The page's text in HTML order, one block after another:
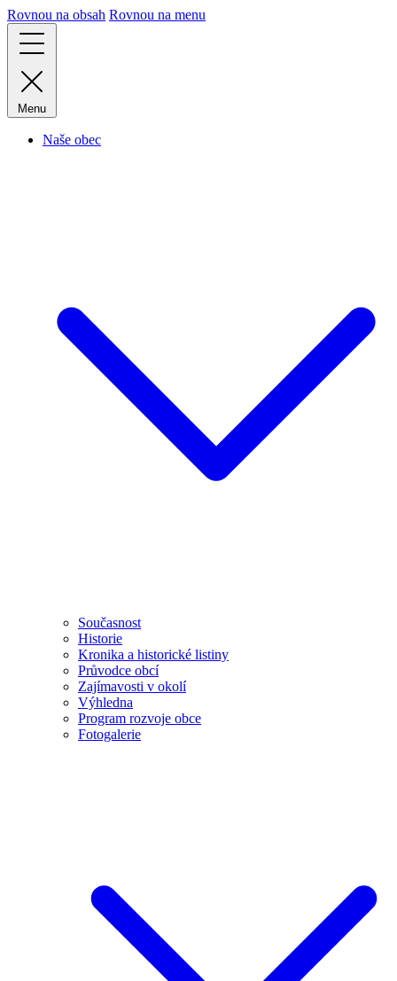
Rovnou na obsah Rovnou na menu
Menu
Naše obec
Současnost
Historie
Kronika a historické listiny
Průvodce obcí
Zajímavosti v okolí
Výhledna
Program rozvoje obce
Fotogalerie